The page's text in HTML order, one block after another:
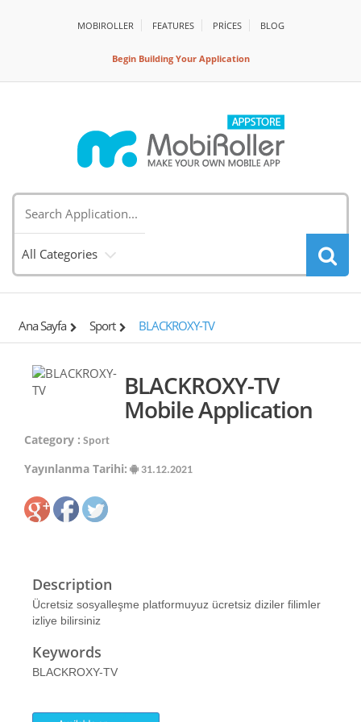
MOBIROLLER FEATURES PRİCES BLOG
Begin Building Your Application
All Categories
Ana Sayfa Sport BLACKROXY-TV
BLACKROXY-TV
Mobile Application
Category : Sport
Yayınlanma Tarihi: 31.12.2021
Description
Ücretsiz sosyalleşme platformuyuz ücretsiz diziler filimler
izliye bilirsiniz
Keywords
BLACKROXY-TV